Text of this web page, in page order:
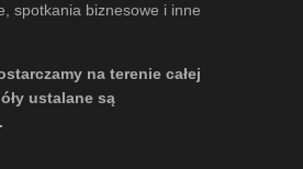
spotkania biznesowe i inne
na terenie całej
ustalane są